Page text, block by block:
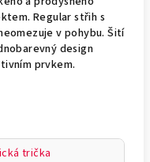
Regular střih s
v pohybu. Šití
design
prvkem.
trička